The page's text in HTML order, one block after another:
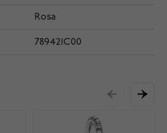
Rosa
789421C00